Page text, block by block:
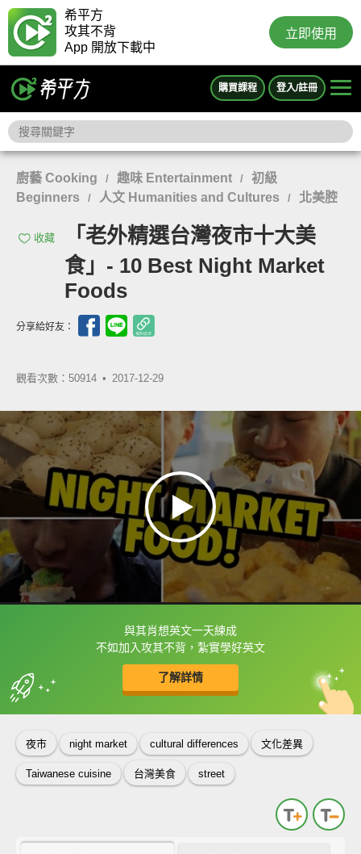
希平方
攻其不背
App 開放下載中
立即使用
購買課程 登入/註冊
廚藝 Cooking / 趣味 Entertainment /
初級
Beginners
/ 人文 Humanities and Cultures / 北美腔
收藏
「老外精選台灣夜市十大美
食」- 10 Best Night Market
Foods
分享給好友：
觀看次數：50914 • 2017-12-29
與其肖想英文一天練成
不如加入攻其不背，紮實學好英文
了解詳情
框選或點兩下字幕可以直接查字典喔！
收錄佳句 中
英
夜市 night market cultural differences 文化差異
Taiwanese cuisine 台灣美食 street